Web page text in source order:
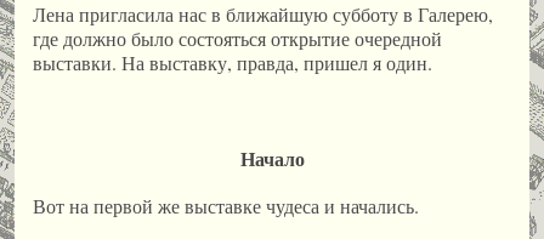
Лена пригласила нас в ближайшую субботу в Галерею,
где должно было состояться открытие очередной
выставки. На выставку, правда, пришел я один.
Начало
Вот на первой же выставке чудеса и начались.